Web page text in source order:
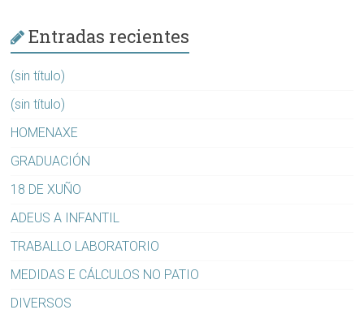
Entradas recientes
(sin título)
(sin título)
HOMENAXE
GRADUACIÓN
18 DE XUÑO
ADEUS A INFANTIL
TRABALLO LABORATORIO
MEDIDAS E CÁLCULOS NO PATIO
DIVERSOS